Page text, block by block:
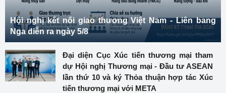
Hội nghị kết nối giao thương Việt Nam - Liên bang
Nga diễn ra ngày 5/8
Đại diện Cục Xúc tiến thương mại tham
dự Hội nghị Thương mại - Đầu tư ASEAN
lần thứ 10 và ký Thỏa thuận hợp tác Xúc
tiến thương mại với META